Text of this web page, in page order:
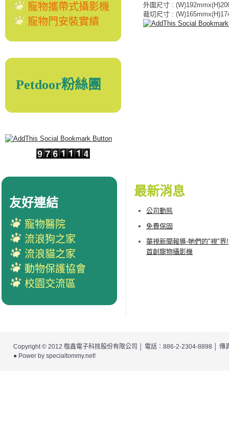
寵物攜帶式攝影機
寵物門安裝實績
Petdoor粉絲團
外圍尺寸 :
裁切尺寸 :
最新消息
公司動態
免費保固
華視新聞報導-牠們的"視"界!
首創寵物攝影機
友好連結
寵物醫院
流浪狗之家
流浪貓之家
動物保護協會
校園交流區
Copyright © 2012 楷鑫電子科技股份有限公司
│ 電話：886-2-2304-8898 │
● Power by specialtommy.net!